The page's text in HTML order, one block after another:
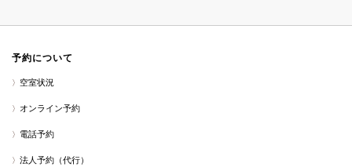
予約について
空室状況
オンライン予約
電話予約
法人予約（代行）